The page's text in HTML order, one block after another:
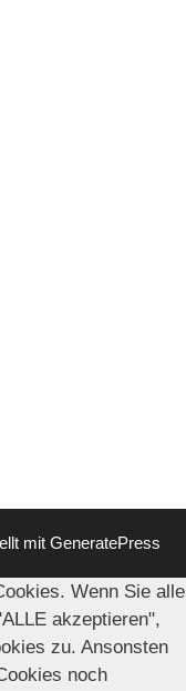
mit GeneratePress
Wenn Sie alle
akzeptieren",
zu. Ansonsten
noch